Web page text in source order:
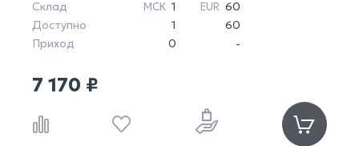
Склад МСК 1 EUR 60
Доступно
1
60
Приход
0 -
7 170 ₽